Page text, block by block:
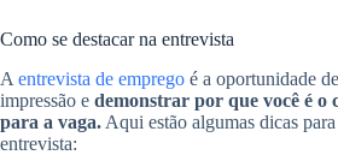
Como se destacar na entrevista
A entrevista de emprego é a oportunidade
impressão e demonstrar por que você é o
para a vaga. Aqui estão algumas dicas para
entrevista: